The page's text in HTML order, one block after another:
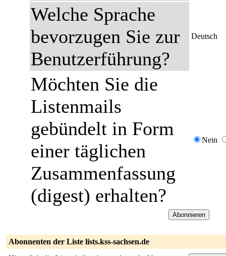
Welche Sprache
bevorzugen Sie zur
Benutzerführung?
Deutsch
Möchten Sie die
Listenmails
gebündelt in Form
einer täglichen
Zusammenfassung
(digest) erhalten?
Nein
Abonnenten der Liste lists.kss-sachsen.de